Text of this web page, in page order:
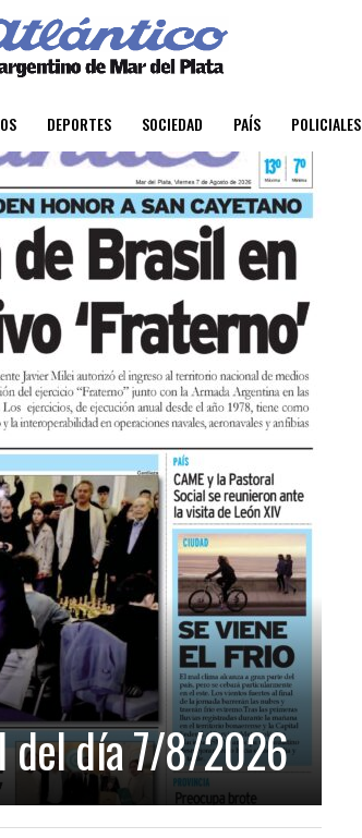
DEPORTES SOCIEDAD PAÍS POLICIALES
del día 7/8/2026